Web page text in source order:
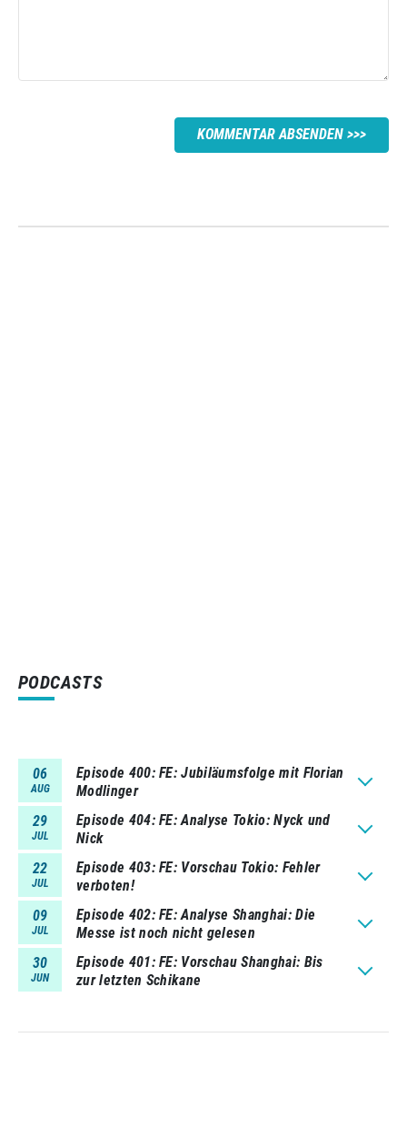
KOMMENTAR ABSENDEN
PODCASTS
06
AUG
Episode 400 FE: Jubiläumsfolge mit Florian
Modlinger
29
JUL
Episode 404 FE: Analyse Tokio: Nyck und
Nick
22
JUL
Episode 403 FE: Vorschau Tokio: Fehler
verboten!
09
JUL
Episode 402 FE: Analyse Shanghai: Die
Messe ist noch nicht gelesen
30
JUN
Episode 401 FE: Vorschau Shanghai: Bis
zur letzten Schikane